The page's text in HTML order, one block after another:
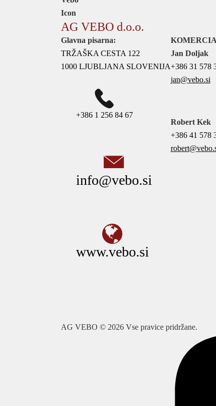
AG VEBO d.o.o.
Glavna pisarna:
TRŽAŠKA CESTA 122
1000 LJUBLJANA SLOVENIJA
+386 1 256 84 67
info@vebo.si
www.vebo.si
Jan Doljak
+386 31 578
jan@vebo.si
Robert Kek
+386 41 578
AG VEBO © 2026 Vse pravice pridržane.